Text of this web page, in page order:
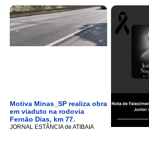
Motiva Minas_SP realiza obra
em viaduto na rodovia
Fernão Dias, km 77.
JORNAL ESTÂNCIA de ATIBAIA